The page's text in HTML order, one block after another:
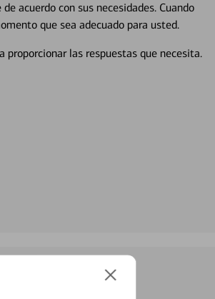
acuerdo con sus necesidades. Cuando
que sea adecuado para usted.
proporcionar las respuestas que necesita.